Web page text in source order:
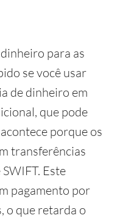
para as
se você usar
de dinheiro em
que pode
porque os
transferências
Este
pagamento por
o que retarda o